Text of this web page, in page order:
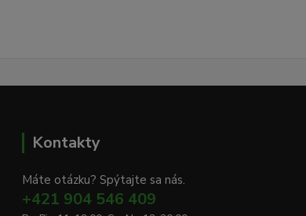
Kontakty
Máte otázku? Spýtajte sa nás.
+421 904 546 409